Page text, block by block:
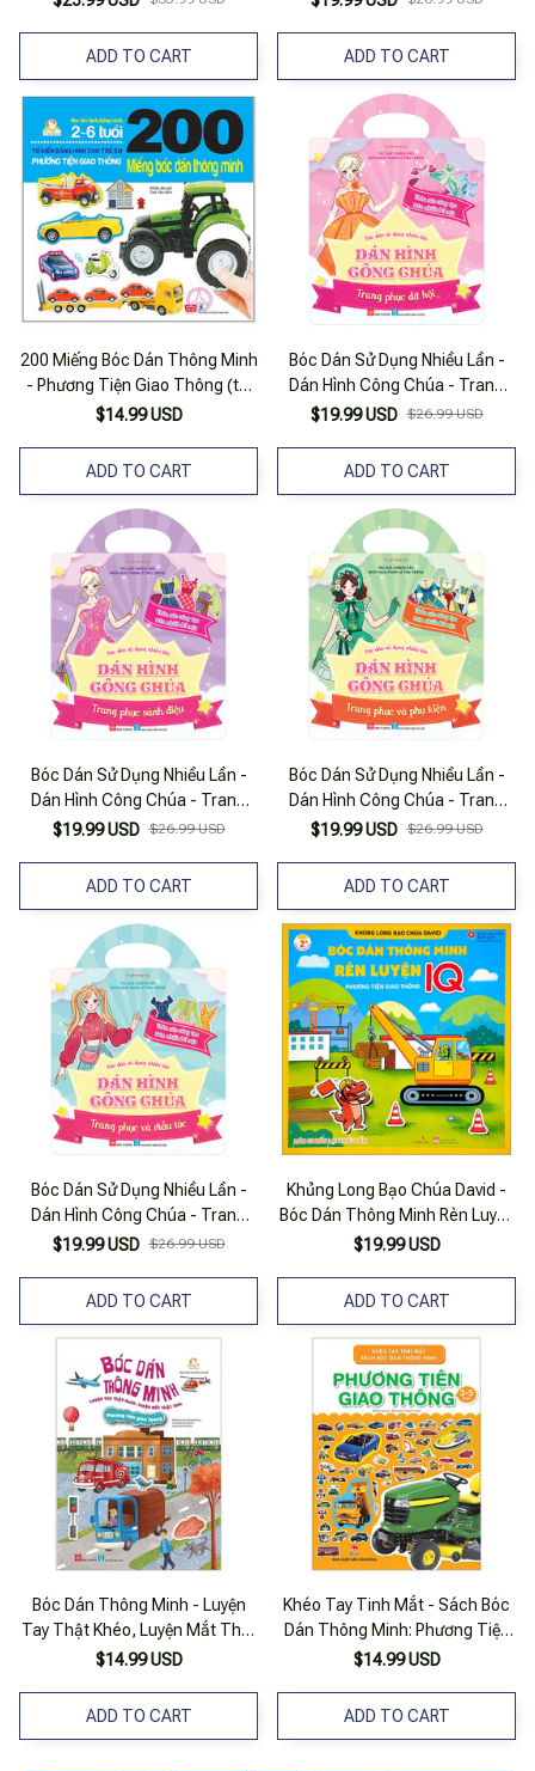
ADD TO CART ADD TO CART
200 Miếng Bóc Dán Thông Minh
- Phương Tiện Giao Thông (tái
Bản 2018)
$14.99 USD
ADD TO CART
Bóc Dán Sử Dụng Nhiều Lần -
Dán Hình Công Chúa - Trang
Phục Dạ Hội
$19.99 USD $26.99 USD
ADD TO CART
Bóc Dán Sử Dụng Nhiều Lần -
Dán Hình Công Chúa - Trang
Phục Sành Điệu
$19.99 USD $26.99 USD
ADD TO CART
Bóc Dán Sử Dụng Nhiều Lần -
Dán Hình Công Chúa - Trang
Phục Và Phụ Kiện
$19.99 USD $26.99 USD
ADD TO CART
Bóc Dán Sử Dụng Nhiều Lần -
Dán Hình Công Chúa - Trang
Phục Và Mẫu Tóc
$19.99 USD $26.99 USD
ADD TO CART
Khủng Long Bạo Chúa David -
Bóc Dán Thông Minh Rèn Luyện
Iq - Phương Tiện Giao Thông
$19.99 USD
ADD TO CART
Bóc Dán Thông Minh - Luyện
Tay Thật Khéo, Luyện Mắt Thật
Tinh - Phương Tiện Giao Thông
$14.99 USD
ADD TO CART
Khéo Tay Tinh Mắt - Sách Bóc
Dán Thông Minh: Phương Tiện
Giao Thông (tái Bản 2019)
$14.99 USD
ADD TO CART